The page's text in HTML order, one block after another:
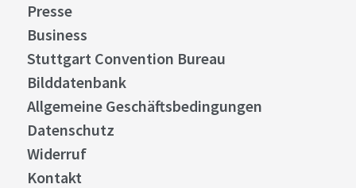
Presse
Business
Stuttgart Convention Bureau
Bilddatenbank
Allgemeine Geschäftsbedingungen
Datenschutz
Widerruf
Kontakt